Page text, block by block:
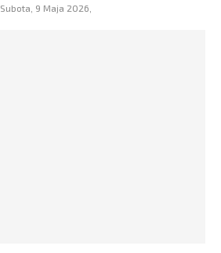
Subota, 9 Maja 2026,